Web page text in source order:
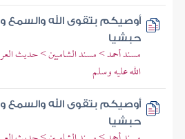
أوصيكم بتقوى الله والسمع
حبشيا
مسند أحمد > مسند الشاميين > حديث
الله عليه وسلم
أوصيكم بتقوى الله والسمع
حبشيا